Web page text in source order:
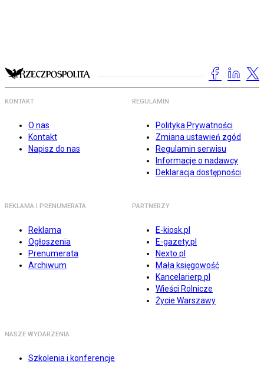
KONTAKT
O nas
Kontakt
Napisz do nas
REGULAMIN
Polityka Prywatności
Zmiana ustawień zgód
Regulamin serwisu
Informacje o nadawcy
Deklaracja dostępności
REKLAMA I PRENUMERATA
Reklama
Ogłoszenia
Prenumerata
Archiwum
PARTNERZY
E-kiosk.pl
E-gazety.pl
Nexto.pl
Mała księgowość
Kancelarierp.pl
Wieści Rolnicze
Życie Warszawy
NASZE WYDARZENIA
Szkolenia i konferencje